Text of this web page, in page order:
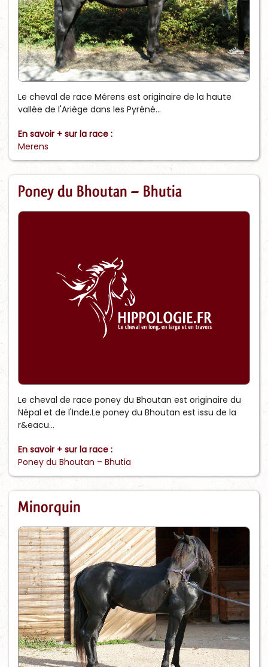
Le cheval de race Mérens est originaire de la haute
vallée de l'Ariège dans les Pyréné...
En savoir + sur la race :
Merens
Poney du Bhoutan – Bhutia
Le cheval de race poney du Bhoutan est originaire du
Népal et de l'Inde.Le poney du Bhoutan est issu de la
r&eacu...
En savoir + sur la race :
Poney du Bhoutan – Bhutia
Minorquin